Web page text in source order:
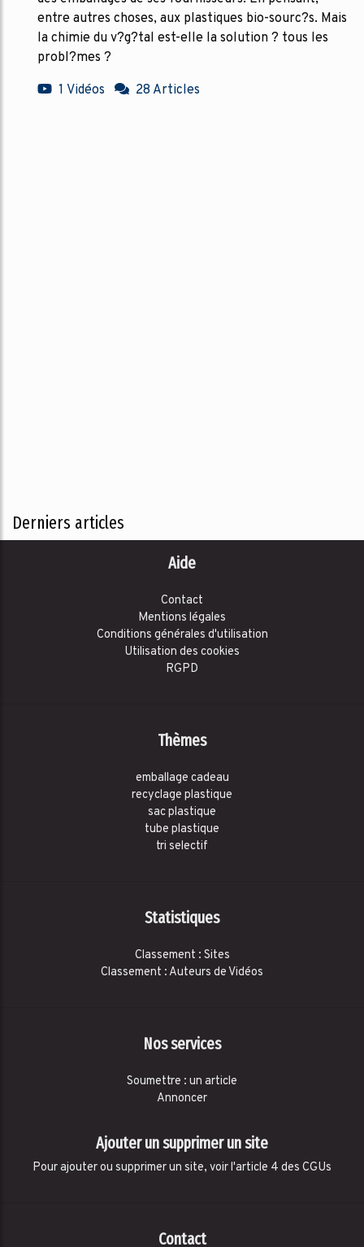
entre autres choses, aux plastiques bio-sourc?s. Mais
la chimie du v?g?tal est-elle la solution ? tous les
probl?mes ?
1 Vidéos
28 Articles
Derniers articles
Aide
Contact
Mentions légales
Conditions générales d'utilisation
Utilisation des cookies
RGPD
Thèmes
emballage cadeau
recyclage plastique
sac plastique
tube plastique
tri selectif
Statistiques
Classement : Sites
Classement : Auteurs de Vidéos
Nos services
Soumettre : un article
Annoncer
Ajouter un supprimer un site
Pour ajouter ou supprimer un site, voir l'article 4 des CGUs
Contact